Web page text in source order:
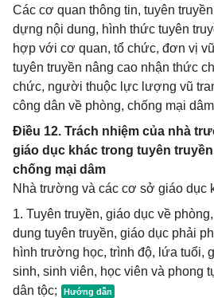
Các cơ quan thông tin, tuyên
dựng nội dung, hình thức tuyên
hợp với cơ quan, tổ chức, đơn vị
tuyên truyền nâng cao nhận thức
chức, người thuộc lực lượng vũ
công dân về phòng, chống mại
Điều 12. Trách nhiệm của nhà
giáo dục khác trong tuyên
chống mại dâm
Nhà trường và các cơ sở giáo dục
1. Tuyên truyền, giáo dục về
dung tuyên truyền, giáo dục phải
hình trường học, trình độ, lứa tuổi,
sinh, sinh viên, học viên và phong
dân tộc;